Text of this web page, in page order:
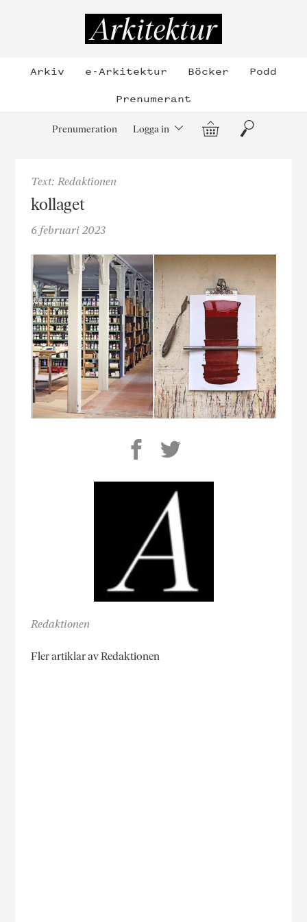
Arkiv e-Arkitektur Böcker
Podd
Prenumerant
Prenumeration Logga in Varukorg
Sök
Text: Redaktionen
kollaget
6 februari 2023
Redaktionen
Fler artiklar av Redaktionen